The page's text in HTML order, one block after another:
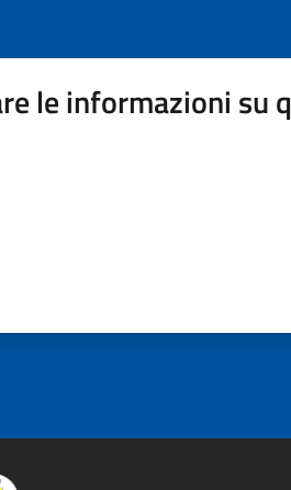
le informazioni su